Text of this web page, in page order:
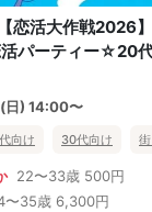
恋活大作戦2026
パーティー☆20
日) 14:00〜
向け 30代向け
22〜33歳 500円
〜35歳 6,300円